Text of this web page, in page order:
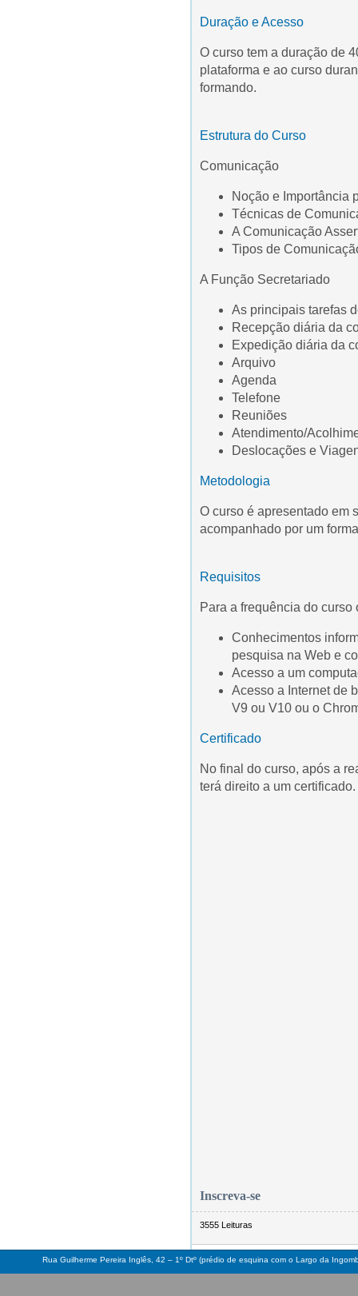
Duração e Acesso
O curso tem a duração de
plataforma e ao curso
formando.
Estrutura do Curso
Comunicação
Noção e Importância
Técnicas de
A Comunicação
Tipos de
A Função Secretariado
As principais tarefas
Recepção diária da
Expedição diária da
Arquivo
Agenda
Telefone
Reuniões
Atendimento/
Deslocações e
Metodologia
O curso é apresentado em
acompanhado por um
Requisitos
Para a frequência do curso
Conhecimentos
pesquisa na Web e
Acesso a um
Acesso a Internet de
V9 ou V10 ou o
Certificado
No final do curso, após a
terá direito a um certificado.
Inscreva-se
3555 Leituras
Rua Guilherme Pereira Inglês, 42 – 1º Dtº (prédio de esquina com o Largo da